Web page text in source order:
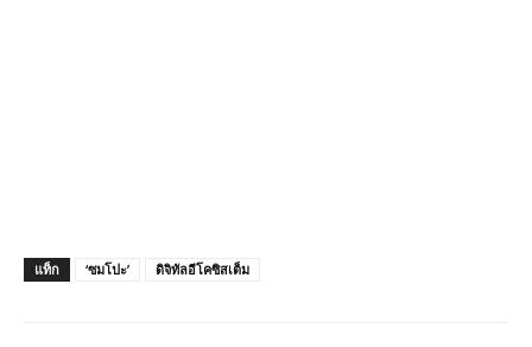
แท็ก ‘ซมโปะ’ ดิจิทัลอีโคซิสเต็ม